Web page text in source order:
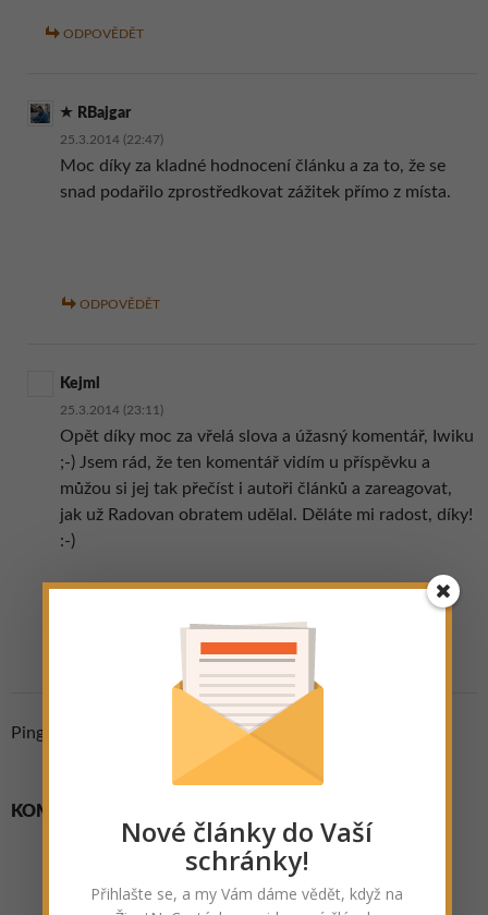
ODPOVĚDĚT
RBajgar
25.3.2014 (22:47)
Moc díky za kladné hodnocení článku a za to, že se
snad podařilo zprostředkovat zážitek přímo z místa.
ODPOVĚDĚT
Kejml
25.3.2014 (23:11)
Opět díky moc za vřelá slova a úžasný komentář, Iwiku
;-) Jsem rád, že ten komentář vidím u příspěvku a
můžou si jej tak přečíst i autoři článků a zareagovat,
jak už Radovan obratem udělal. Děláte mi radost, díky!
:-)
Pingback: Delta Mekongu, Vietnam - ŽivotNaCestách.cz
KOMENTÁŘE
Nové články do Vaší
schránky!
Přihlašte se, a my Vám dáme vědět, když na